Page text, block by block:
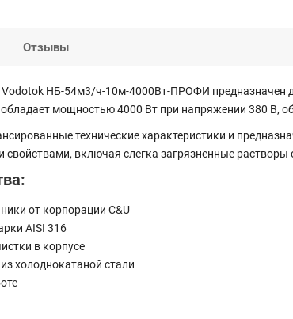
Отзывы
Vodotok НБ-54м3/ч-10м-4000Вт-ПРОФИ предназначен
мощностью 4000 Вт при напряжении 380 В,
технические характеристики и
включая слегка загрязненные
от корпорации C&U
AISI 316
в корпусе
холоднокатаной стали